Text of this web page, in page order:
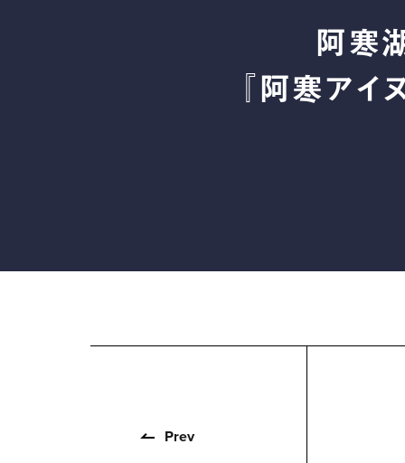
阿寒
『阿寒アイ
Prev